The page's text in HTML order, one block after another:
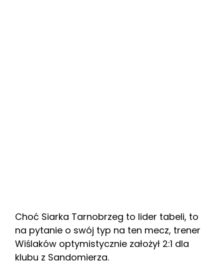
Choć Siarka Tarnobrzeg to lider tabeli, to
na pytanie o swój typ na ten mecz, trener
Wiślaków optymistycznie założył 2:1 dla
klubu z Sandomierza.